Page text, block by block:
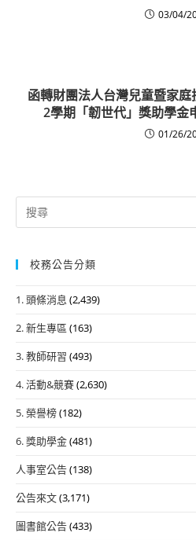
03/04/
函轉財團法人台灣兒童暨家
2學期「韌世代」獎助學金
01/26/
Search
for:
校務公告分類
1. 頭條消息 (2,439)
2. 新生專區 (163)
3. 教師研習 (493)
4. 活動&競賽(2,630)
5. 榮譽榜(182)
6. 獎助學金(481)
人事室公告(138)
公告來文(3,171)
圖書館公告(433)